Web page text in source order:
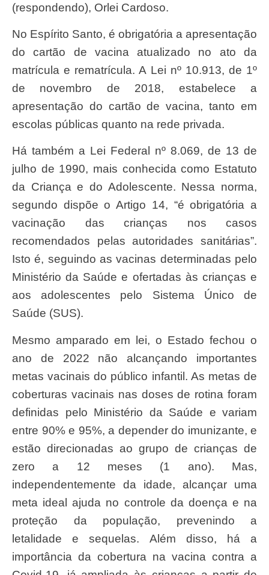
(respondendo), Orlei Cardoso.
No Espírito Santo, é obrigatória a apresentação
do cartão de vacina atualizado no ato da
matrícula e rematrícula. A Lei nº 10.913, de 1º
de novembro de 2018, estabelece a
apresentação do cartão de vacina, tanto em
escolas públicas quanto na rede privada.
Há também a Lei Federal nº 8.069, de 13 de
julho de 1990, mais conhecida como Estatuto
da Criança e do Adolescente. Nessa norma,
segundo dispõe o Artigo 14, “é obrigatória a
vacinação das crianças nos casos
recomendados pelas autoridades sanitárias”.
Isto é, seguindo as vacinas determinadas pelo
Ministério da Saúde e ofertadas às crianças e
aos adolescentes pelo Sistema Único de
Saúde (SUS).
Mesmo amparado em lei, o Estado fechou o
ano de 2022 não alcançando importantes
metas vacinais do público infantil. As metas de
coberturas vacinais nas doses de rotina foram
definidas pelo Ministério da Saúde e variam
entre 90% e 95%, a depender do imunizante, e
estão direcionadas ao grupo de crianças de
zero a 12 meses (1 ano). Mas,
independentemente da idade, alcançar uma
meta ideal ajuda no controle da doença e na
proteção da população, prevenindo a
letalidade e sequelas. Além disso, há a
importância da cobertura na vacina contra a